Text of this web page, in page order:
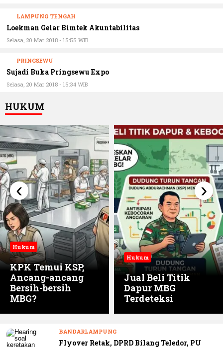
Loekman Gelar Bimtek Akuntabilitas
Selasa, 20 Mar 2018 - 15:55 WIB
Sujadi Buka Pringsewu Expo
Selasa, 20 Mar 2018 - 15:34 WIB
Hukum
KPK Temui KSP,
Ancang-ancang
Bersih-bersih
MBG?
Hukum
Jual Beli Titik
Dapur MBG
Terdeteksi
‹ ›
Flyover Retak, DPRD Bilang Teledor, PU
Akui Kesalahan